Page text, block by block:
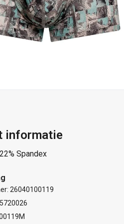
informatie
Spandex
26040100119